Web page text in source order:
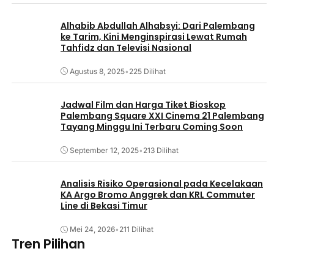
Alhabib Abdullah Alhabsyi: Dari Palembang
ke Tarim, Kini Menginspirasi Lewat Rumah
Tahfidz dan Televisi Nasional
Agustus 8, 2025• 225 Dilihat
Jadwal Film dan Harga Tiket Bioskop
Palembang Square XXI Cinema 21 Palembang
Tayang Minggu Ini Terbaru Coming Soon
September 12, 2025• 213 Dilihat
Analisis Risiko Operasional pada Kecelakaan
KA Argo Bromo Anggrek dan KRL Commuter
Line di Bekasi Timur
Mei 24, 2026• 211 Dilihat
Tren Pilihan